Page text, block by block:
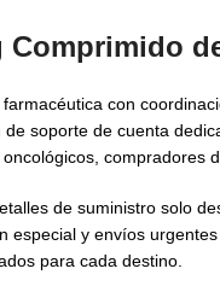
con
soporte de cuenta
compradores
de suministro solo
y envíos
para cada destino.